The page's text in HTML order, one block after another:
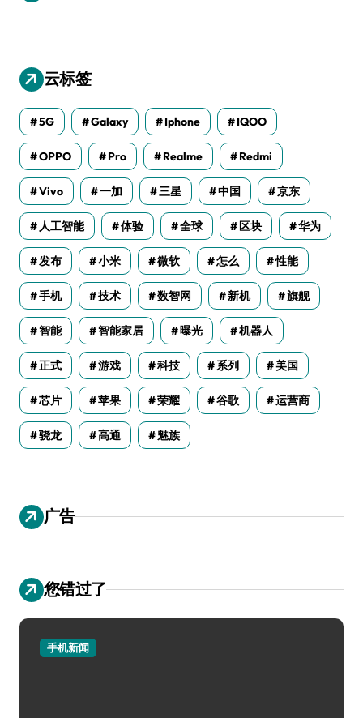
云标签
5G Galaxy Iphone IQOO
OPPO Pro Realme Redmi
Vivo 一加 三星 中国 京东
人工智能 体验 全球 区块 华为
发布 小米 微软 怎么 性能
手机 技术 数智网 新机 旗舰
智能 智能家居 曝光 机器人
正式 游戏 科技 系列 美国
芯片 苹果 荣耀 谷歌 运营商
骁龙 高通 魅族
广告
您错过了
手机新闻